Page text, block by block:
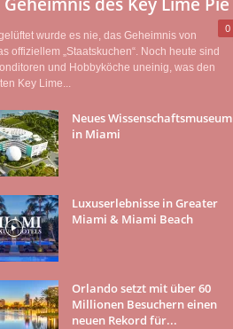
0
wurde es nie, das Geheimnis von
offiziellem „Staatskuchen“. Noch heute sind
und Hobbyköche uneinig, was den
Key Lime...
Neues Wissenschaftsmuseum
in Miami
Luxuserlebnisse in Greater
Miami & Miami Beach
Orlando setzt mit über 60
Millionen Besuchern einen
neuen Rekord für...